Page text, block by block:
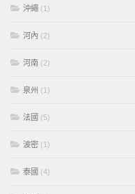
沖繩 (1)
河內 (2)
河南 (2)
泉州 (1)
法國 (5)
波密 (1)
泰國 (4)